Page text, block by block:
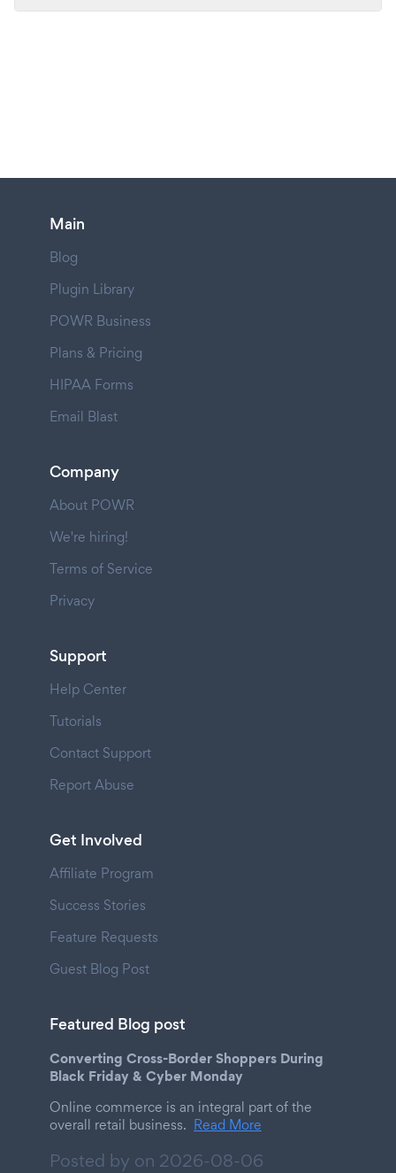
Main
Blog
Plugin Library
POWR Business
Plans & Pricing
HIPAA Forms
Email Blast
Company
About POWR
We're hiring!
Terms of Service
Privacy
Support
Help Center
Tutorials
Contact Support
Report Abuse
Get Involved
Affiliate Program
Success Stories
Feature Requests
Guest Blog Post
Featured Blog post
Converting Cross-Border Shoppers During
Black Friday & Cyber Monday
Online commerce is an integral part of the
overall retail business. Read More
Posted by on 2026-08-06